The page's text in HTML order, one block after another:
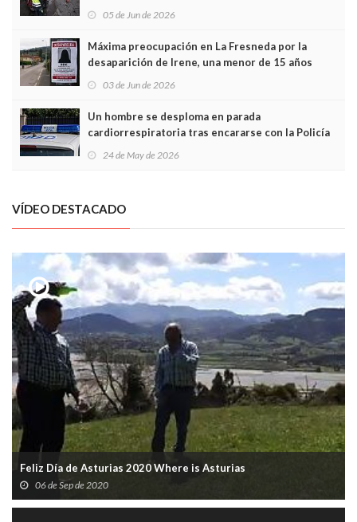
frontal
05 de Jun de 2026
Máxima preocupación en La Fresneda por la
desaparición de Irene, una menor de 15 años
03 de Jun de 2026
Un hombre se desploma en parada
cardiorrespiratoria tras encararse con la Policía
Local en Luanco
24 de May de 2026
VÍDEO DESTACADO
Feliz Día de Asturias 2020 Where is Asturias
06 de Sep de 2020